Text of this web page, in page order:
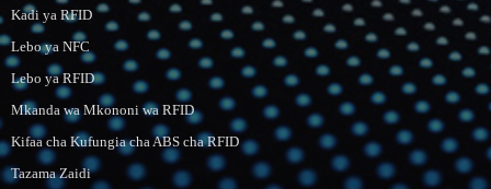
Kadi ya RFID
Lebo ya NFC
Lebo ya RFID
Mkanda wa Mkononi wa RFID
Kifaa cha Kufungia cha ABS cha RFID
Tazama Zaidi